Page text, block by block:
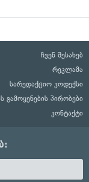
ჩვენ შესახებ
რეკლამა
სარედაქციო კოდექსი
გამოყენების პირობები
კონტაქტი